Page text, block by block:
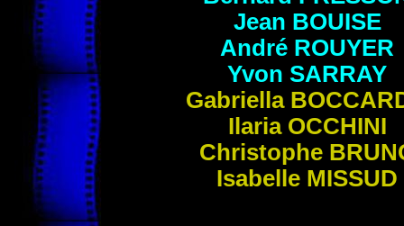
Jean BOUISE
André ROUYER
Yvon SARRAY
Gabriella
Ilaria OCCHINI
Christophe
Isabelle MISSUD